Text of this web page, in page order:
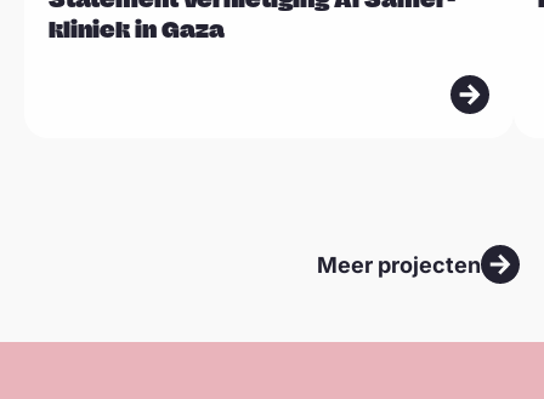
kliniek in Gaza
Meer projecten